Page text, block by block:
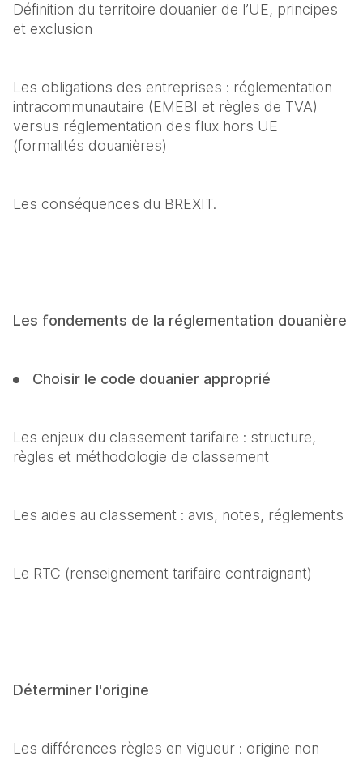
Définition du territoire douanier de l’UE, principes
et exclusion
Les obligations des entreprises : réglementation
intracommunautaire (EMEBI et règles de TVA)
versus réglementation des flux hors UE
(formalités douanières)
Les conséquences du BREXIT.
Les fondements de la réglementation douanière
Choisir le code douanier approprié
Les enjeux du classement tarifaire : structure,
règles et méthodologie de classement
Les aides au classement : avis, notes, réglements
Le RTC (renseignement tarifaire contraignant)
Déterminer l'origine
Les différences règles en vigueur : origine non